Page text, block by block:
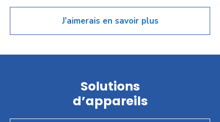
J’aimerais en savoir plus
Solutions
d’appareils